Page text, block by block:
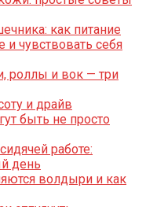
как питание
чувствовать себя
роллы и вок — три
и драйв
быть не просто
работе:
день
волдыри и как